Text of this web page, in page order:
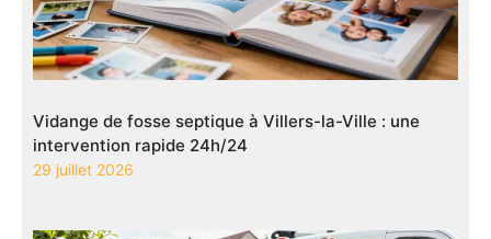
Vidange de fosse septique à Villers-la-Ville : une
intervention rapide 24h/24
29 juillet 2026